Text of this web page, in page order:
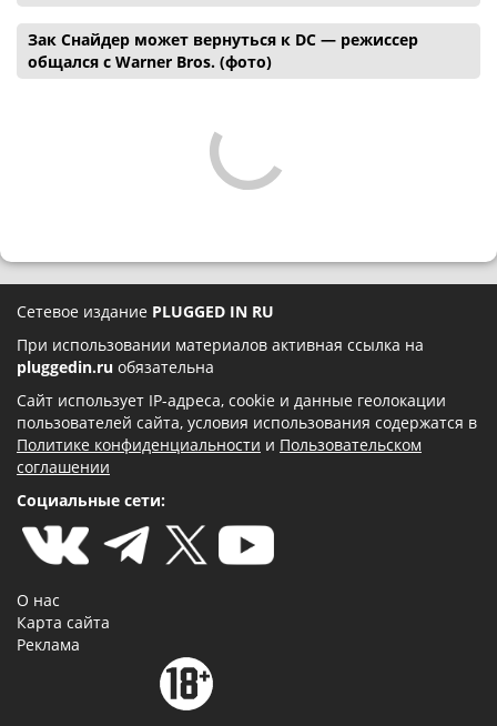
Зак Снайдер может вернуться к DC — режиссер
общался с Warner Bros. (фото)
Сетевое издание PLUGGED IN RU
При использовании материалов активная ссылка на
pluggedin.ru обязательна
Сайт использует IP-адреса, cookie и данные геолокации
пользователей сайта, условия использования содержатся в
Политике конфиденциальности и Пользовательском
соглашении
Социальные сети:
О нас
Карта сайта
Реклама